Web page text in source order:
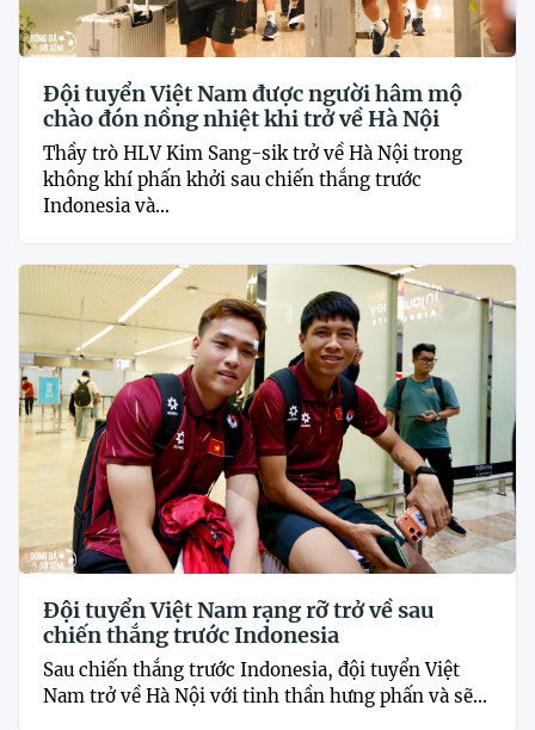
Đội tuyển Việt Nam được người hâm mộ
chào đón nồng nhiệt khi trở về Hà Nội
Thầy trò HLV Kim Sang-sik trở về Hà Nội trong
không khí phấn khởi sau chiến thắng trước
Indonesia và...
Đội tuyển Việt Nam rạng rỡ trở về sau
chiến thắng trước Indonesia
Sau chiến thắng trước Indonesia, đội tuyển Việt
Nam trở về Hà Nội với tinh thần hưng phấn và sẽ...